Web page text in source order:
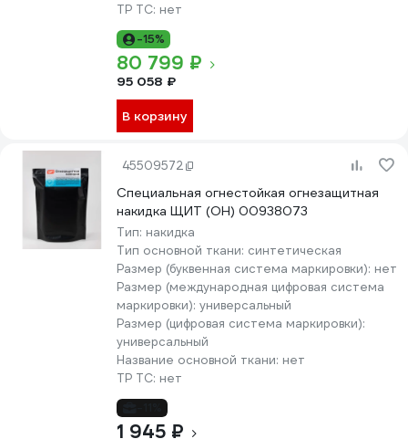
ТР ТС: нет
-15%
80 799 ₽
95 058 ₽
В корзину
45509572
Специальная огнестойкая огнезащитная
накидка ЩИТ (ОН) 00938073
Тип: накидка
Тип основной ткани: синтетическая
Размер (буквенная система маркировки): нет
Размер (международная цифровая система
маркировки): универсальный
Размер (цифровая система маркировки):
универсальный
Название основной ткани: нет
ТР ТС: нет
1 945 ₽